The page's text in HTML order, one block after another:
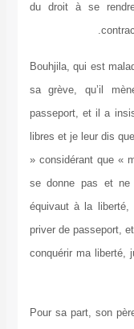
du droit à se
Bouhjila, qui est
sa grève, qu’il
passeport, et il a
libres et je leur dis
» considérant que «
se donne pas et ne
équivaut à la liberté,
priver de passeport,
conquérir ma liberté,
Pour sa part, son